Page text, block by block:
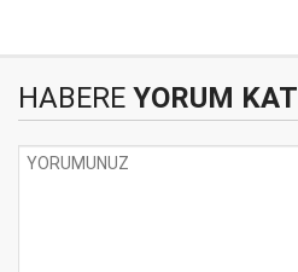
HABERE YORUM KAT